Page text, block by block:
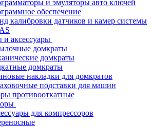
и эмуляторы авто ключей
обеспечение
калибровки датчиков и камер системы
и аксессуары
домкраты
домкраты
домкраты
накладки для домкратов
подставки для машин
противооткатные
для компрессоров